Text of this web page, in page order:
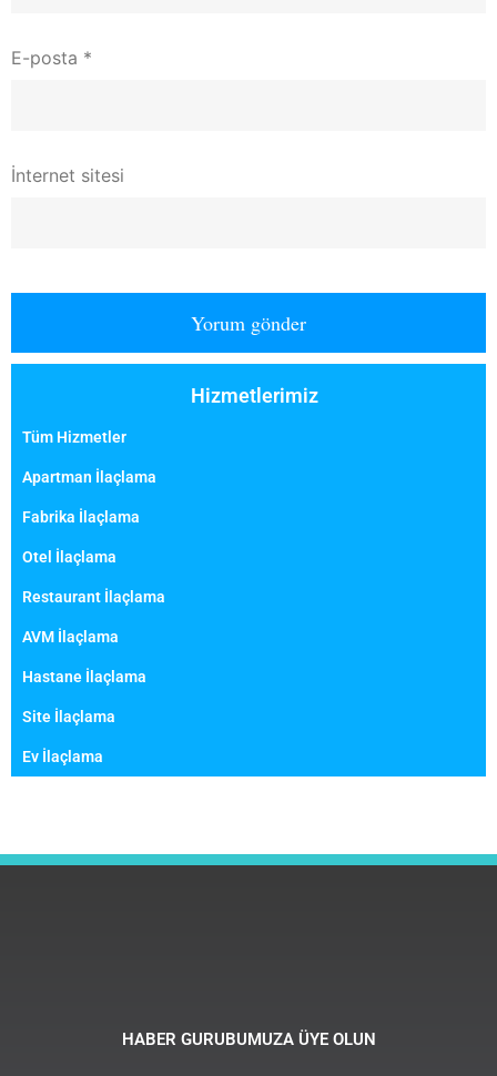
E-posta *
İnternet sitesi
Hizmetlerimiz
Tüm Hizmetler
Apartman İlaçlama
Fabrika İlaçlama
Otel İlaçlama
Restaurant İlaçlama
AVM İlaçlama
Hastane İlaçlama
Site İlaçlama
Ev İlaçlama
HABER GURUBUMUZA ÜYE OLUN